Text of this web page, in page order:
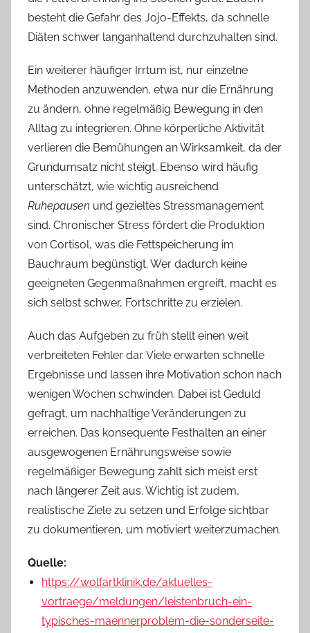
besteht die Gefahr des Jojo-Effekts, da schnelle
Diäten schwer langanhaltend durchzuhalten sind.
Ein weiterer häufiger Irrtum ist, nur einzelne
Methoden anzuwenden, etwa nur die Ernährung
zu ändern, ohne regelmäßig Bewegung in den
Alltag zu integrieren. Ohne körperliche Aktivität
verlieren die Bemühungen an Wirksamkeit, da der
Grundumsatz nicht steigt. Ebenso wird häufig
unterschätzt, wie wichtig ausreichend
Ruhepausen und gezieltes Stressmanagement
sind. Chronischer Stress fördert die Produktion
von Cortisol, was die Fettspeicherung im
Bauchraum begünstigt. Wer dadurch keine
geeigneten Gegenmaßnahmen ergreift, macht es
sich selbst schwer, Fortschritte zu erzielen.
Auch das Aufgeben zu früh stellt einen weit
verbreiteten Fehler dar. Viele erwarten schnelle
Ergebnisse und lassen ihre Motivation schon nach
wenigen Wochen schwinden. Dabei ist Geduld
gefragt, um nachhaltige Veränderungen zu
erreichen. Das konsequente Festhalten an einer
ausgewogenen Ernährungsweise sowie
regelmäßiger Bewegung zahlt sich meist erst
nach längerer Zeit aus. Wichtig ist zudem,
realistische Ziele zu setzen und Erfolge sichtbar
zu dokumentieren, um motiviert weiterzumachen.
Quelle:
https://wolfartklinik.de/aktuelles-
vortraege/meldungen/leistenbruch-ein-
typisches-maennerproblem-die-sonderseite-